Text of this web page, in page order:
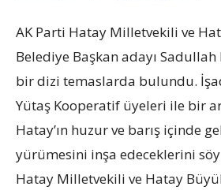
AK Parti Hatay Milletvekili ve
Belediye Başkan adayı Sadullah
bir dizi temaslarda bulundu.
Yütaş Kooperatif üyeleri ile bir
Hatay’ın huzur ve barış içinde
yürümesini inşa edeceklerini
Hatay Milletvekili ve Hatay